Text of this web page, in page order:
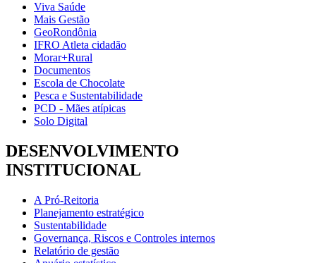
Viva Saúde
Mais Gestão
GeoRondônia
IFRO Atleta cidadão
Morar+Rural
Documentos
Escola de Chocolate
Pesca e Sustentabilidade
PCD - Mães atípicas
Solo Digital
DESENVOLVIMENTO
INSTITUCIONAL
A Pró-Reitoria
Planejamento estratégico
Sustentabilidade
Governança, Riscos e Controles internos
Relatório de gestão